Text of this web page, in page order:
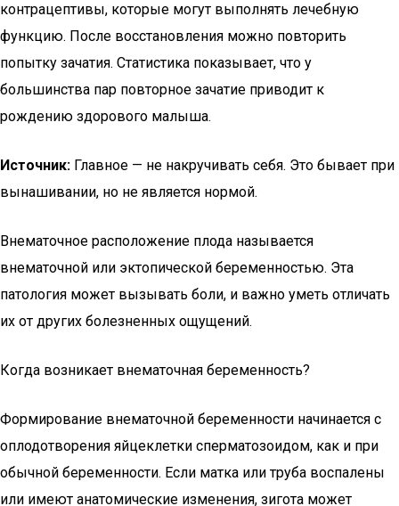
контрацептивы, которые могут выполнять лечебную
функцию. После восстановления можно повторить
попытку зачатия. Статистика показывает, что у
большинства пар повторное зачатие приводит к
рождению здорового малыша.
Источник: Главное — не накручивать себя. Это бывает при
вынашивании, но не является нормой.
Внематочное расположение плода называется
внематочной или эктопической беременностью. Эта
патология может вызывать боли, и важно уметь отличать
их от других болезненных ощущений.
Когда возникает внематочная беременность?
Формирование внематочной беременности начинается с
оплодотворения яйцеклетки сперматозоидом, как и при
обычной беременности. Если матка или труба воспалены
или имеют анатомические изменения, зигота может